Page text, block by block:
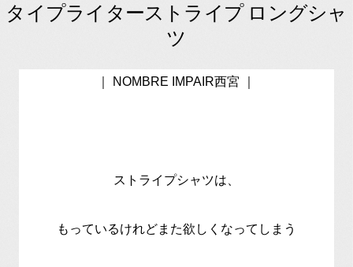
タイプライターストライプ ロングシャ
ツ
｜ NOMBRE IMPAIR西宮 ｜
ストライプシャツは、
もっているけれどまた欲しくなってしまう